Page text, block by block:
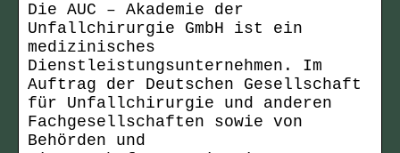
Die AUC – Akademie der
Unfallchirurgie GmbH ist ein
medizinisches
Dienstleistungsunternehmen. Im
Auftrag der Deutschen Gesellschaft
für Unfallchirurgie und anderen
Fachgesellschaften sowie von
Behörden und